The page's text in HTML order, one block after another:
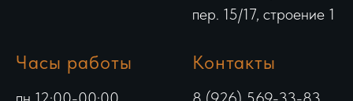
пер. 15/17, строение 1
Часы работы Контакты